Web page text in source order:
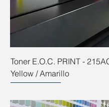
Toner E.O.C. PRINT -
Yellow / Amarillo